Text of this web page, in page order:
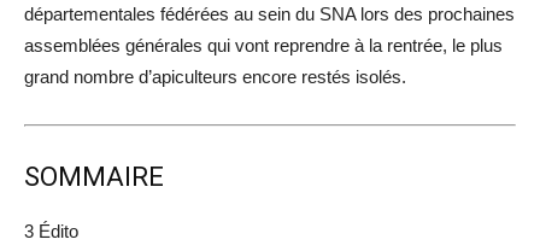
départementales fédérées au sein du SNA lors des prochaines
assemblées générales qui vont reprendre à la rentrée, le plus
grand nombre d’apiculteurs encore restés isolés.
SOMMAIRE
3 Édito